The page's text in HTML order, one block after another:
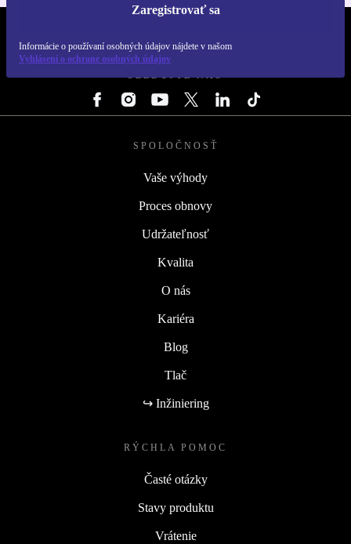
Zaregistrovať sa
Informácie o používaní osobných údajov nájdete v našom
Vyhlásení o ochrane osobných údajov
SLEDUJTE NÁS
SPOLOČNOSŤ
Vaše výhody
Proces obnovy
Udržateľnosť
Kvalita
O nás
Kariéra
Blog
Tlač
↪ Inžiniering
RÝCHLA POMOC
Časté otázky
Stavy produktu
Vrátenie